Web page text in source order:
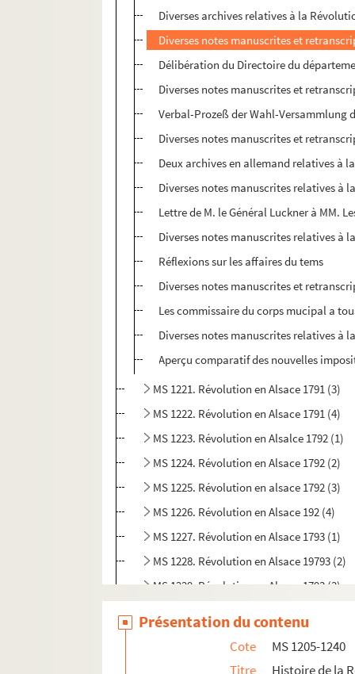
Diverses archives relatives à la
Diverses notes manuscrites et
Délibération du Directoire du
Diverses notes manuscrites et
Verbal-Prozeß der Wahl-Versammlung
Diverses notes manuscrites et
Deux archives en allemand relatives à
Diverses notes manuscrites relatives à
Lettre de M. le Général Luckner à MM.
Diverses notes manuscrites relatives à
Réflexions sur les affaires du tems
Diverses notes manuscrites et
Les commissaire du corps mucipal a
Diverses notes manuscrites relatives à
Aperçu comparatif des nouvelles
MS 1221. Révolution en Alsace 1791 (3)
MS 1222. Révolution en Alsace 1791 (4)
MS 1223. Révolution en Alsalce 1792 (1)
MS 1224. Révolution en Alsace 1792 (2)
MS 1225. Révolution en alsace 1792 (3)
MS 1226. Révolution en Alsace 192 (4)
MS 1227. Révolution en Alsace 1793 (1)
MS 1228. Révolution en Alsace 19793 (2)
MS 1229. Révolution en Alsace 1793 (3)
Présentation du contenu
Cote
MS 1205-1240
Titre
Histoire de la